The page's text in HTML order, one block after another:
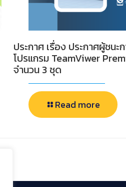
ประกาศ เรื่อง ประกาศผู้ชนะ
โปรแกรม TeamViwer
จำนวน 3 ชุด
Read more